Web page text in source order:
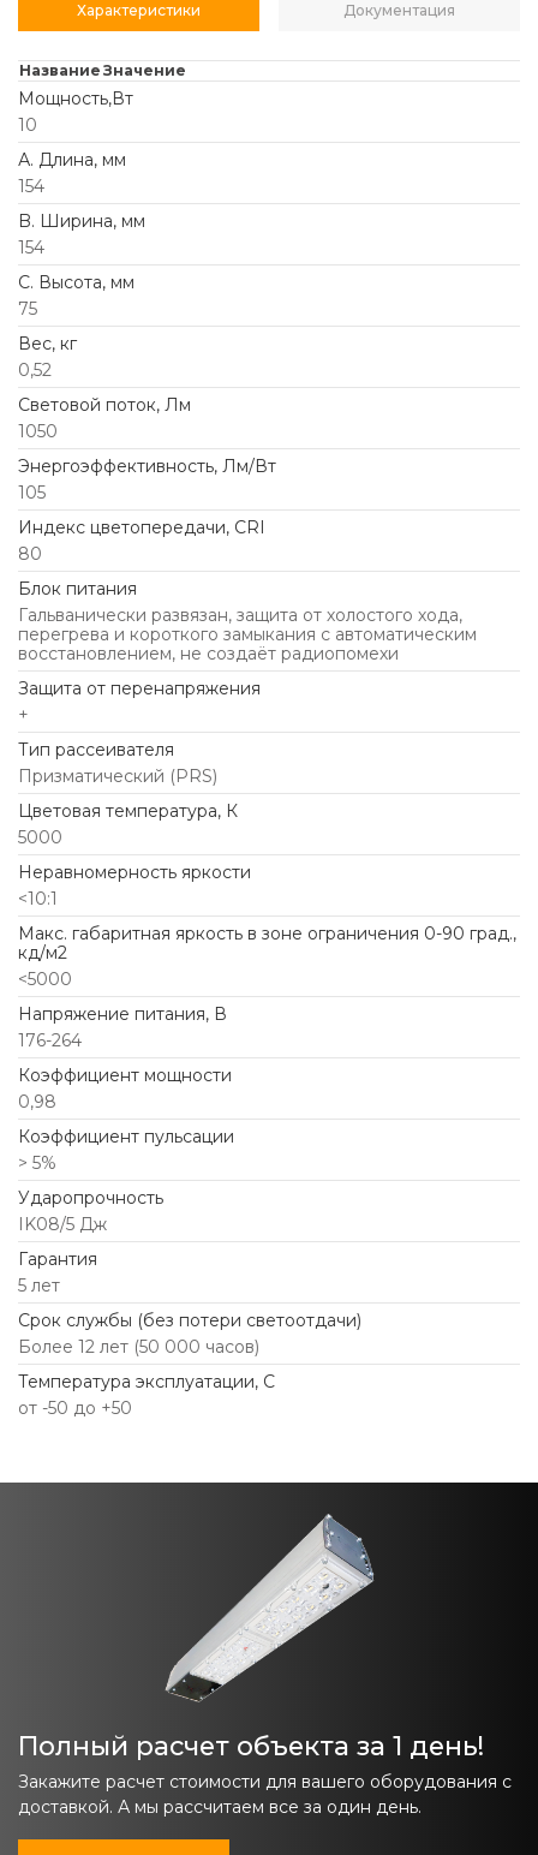
Характеристики Документация
Название Значение
Мощность,Вт
10
А. Длина, мм
154
B. Ширина, мм
154
C. Высота, мм
75
Вес, кг
0,52
Световой поток, Лм
1050
Энергоэффективность, Лм/Вт
105
Индекс цветопередачи, CRI
80
Блок питания
Гальванически развязан, защита от холостого хода,
перегрева и короткого замыкания с автоматическим
восстановлением, не создаёт радиопомехи
Защита от перенапряжения
+
Тип рассеивателя
Призматический (PRS)
Цветовая температура, К
5000
Неравномерность яркости
<10:1
Макс. габаритная яркость в зоне ограничения 0-90 град.,
кд/м2
<5000
Напряжение питания, В
176-264
Коэффициент мощности
0,98
Коэффициент пульсации
> 5%
Ударопрочность
IK08/5 Дж
Гарантия
5 лет
Срок службы (без потери светоотдачи)
Более 12 лет (50 000 часов)
Температура эксплуатации, С
от -50 до +50
Полный расчет объекта за 1 день!
Закажите расчет стоимости для вашего оборудования с
доставкой. А мы рассчитаем все за один день.